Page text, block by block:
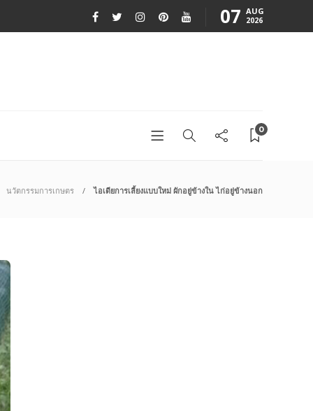
07 AUG
2026
0
นวัตกรรมการเกษตร ไอเดียการเลี้ยงแบบใหม่ ผักอยู่ข้างใน ไก่อยู่ข้างนอก